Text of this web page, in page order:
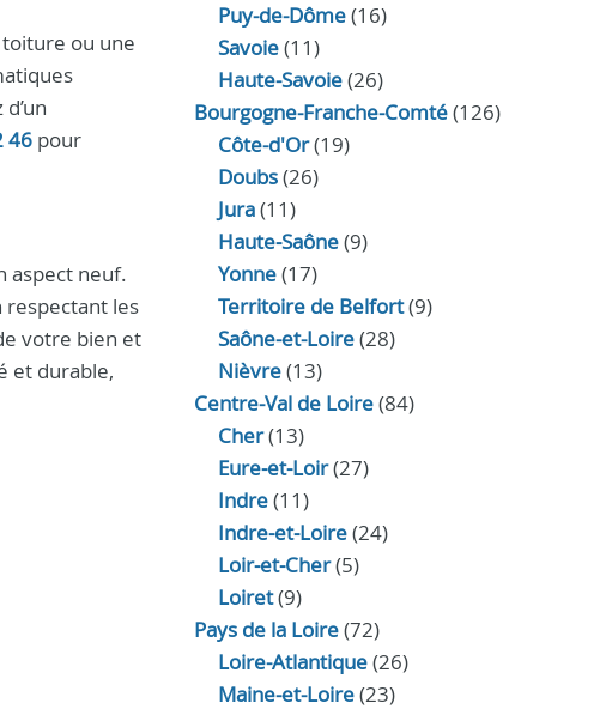
ou une
46 pour
aspect neuf.
respectant les
votre bien et
et durable,
Puy-de-Dôme(16)
Savoie(11)
Haute-Savoie(26)
Bourgogne-Franche-Comté(126)
Côte-d'Or(19)
Doubs(26)
Jura(11)
Haute‑Saône(9)
Yonne(17)
Territoire de Belfort(9)
Saône-et-Loire(28)
Nièvre(13)
Centre-Val de Loire(84)
Cher(13)
Eure‑et‑Loir(27)
Indre(11)
Indre‑et‑Loire(24)
Loir‑et‑Cher(5)
Loiret(9)
Pays de la Loire(72)
Loire-Atlantique(26)
Maine-et-Loire(23)